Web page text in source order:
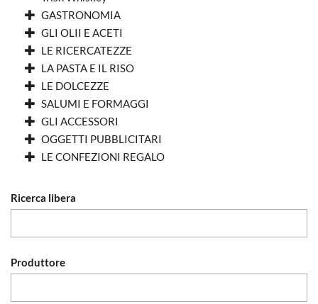
GASTRONOMIA
GLI OLII E ACETI
LE RICERCATEZZE
LA PASTA E IL RISO
LE DOLCEZZE
SALUMI E FORMAGGI
GLI ACCESSORI
OGGETTI PUBBLICITARI
LE CONFEZIONI REGALO
Ricerca libera
Produttore